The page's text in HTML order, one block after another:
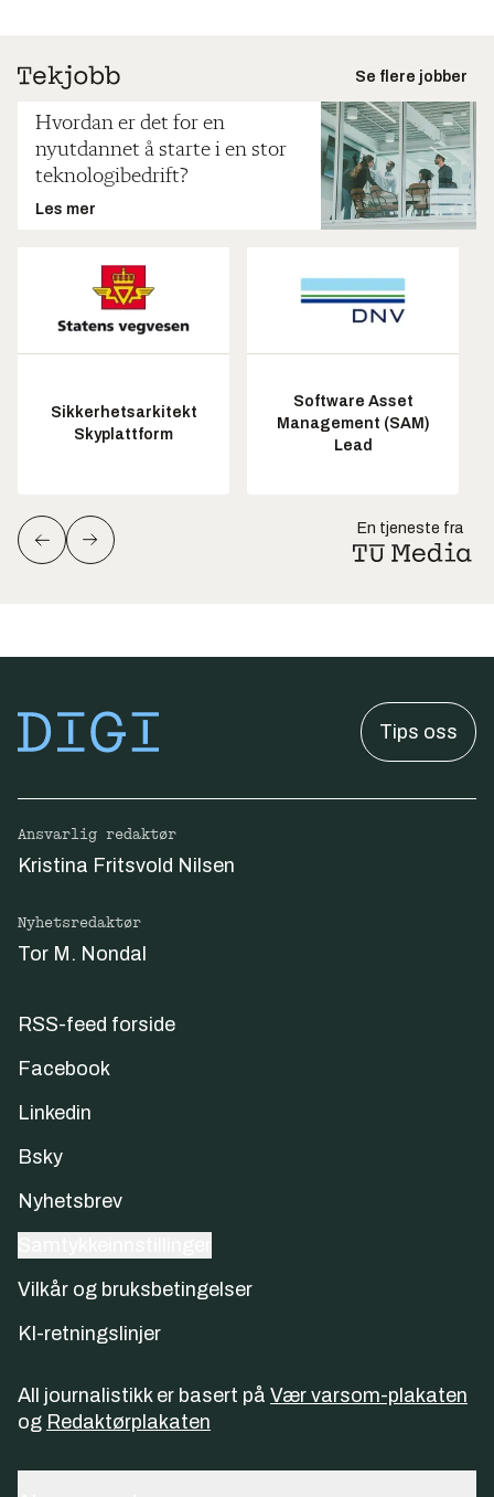
Se flere jobber
Hvordan er det for en
nyutdannet å starte i en stor
teknologibedrift?
Les mer
Sikkerhetsarkitekt
Skyplattform
Software Asset
Management (SAM)
Lead
En tjeneste fra
Tips oss
Ansvarlig redaktør
Kristina Fritsvold Nilsen
Nyhetsredaktør
Tor M. Nondal
RSS-feed forside
Facebook
Linkedin
Bsky
Nyhetsbrev
Vilkår og bruksbetingelser
KI-retningslinjer
All journalistikk er basert på Vær varsom-plakaten
og Redaktørplakaten